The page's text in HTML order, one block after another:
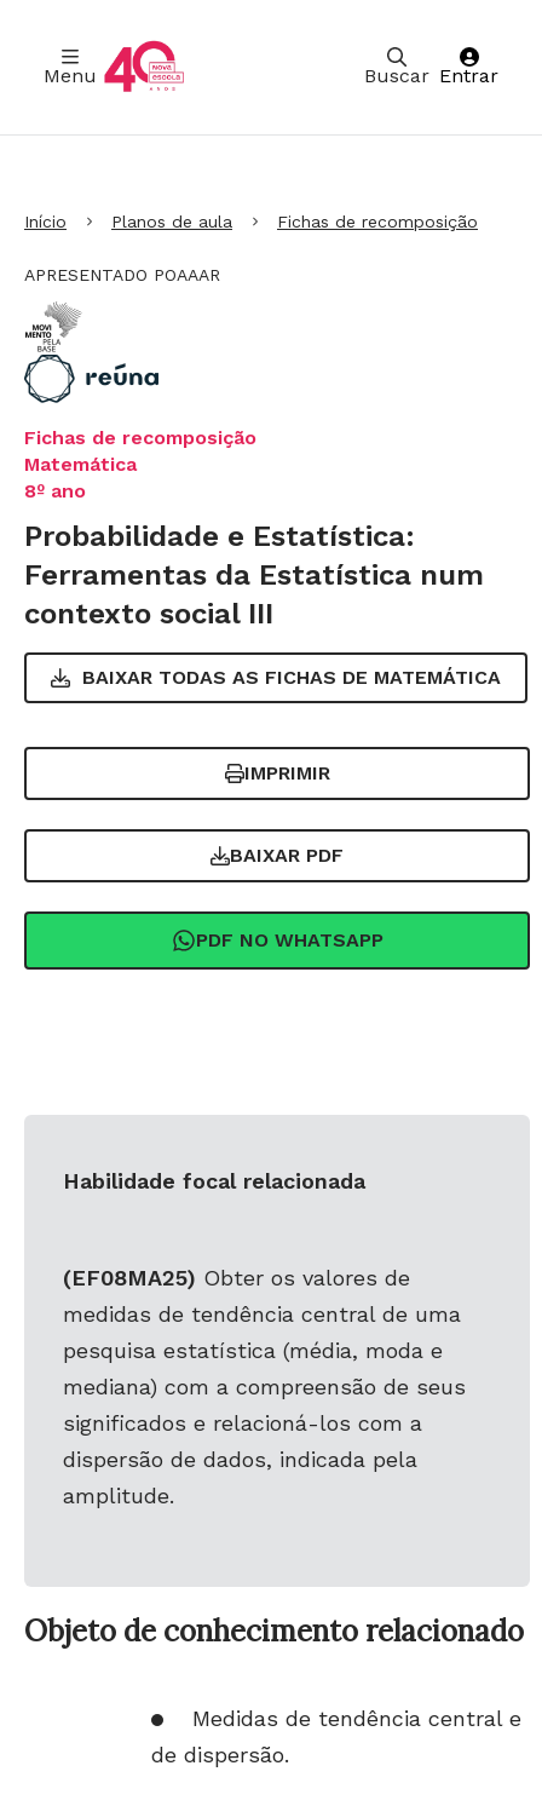
Buscar
Menu Entrar
Início Planos de aula Fichas de recomposição
APRESENTADO POAAAR
Fichas de recomposição
Matemática
8º ano
Probabilidade e Estatística:
Ferramentas da Estatística num
contexto social III
BAIXAR TODAS AS FICHAS DE MATEMÁTICA
IMPRIMIR
BAIXAR PDF
PDF NO WHATSAPP
Habilidade focal relacionada
(EF08MA25) Obter os valores de
medidas de tendência central de uma
pesquisa estatística (média, moda e
mediana) com a compreensão de seus
significados e relacioná-los com a
dispersão de dados, indicada pela
amplitude.
Objeto de conhecimento relacionado
Medidas de tendência central e
de dispersão.